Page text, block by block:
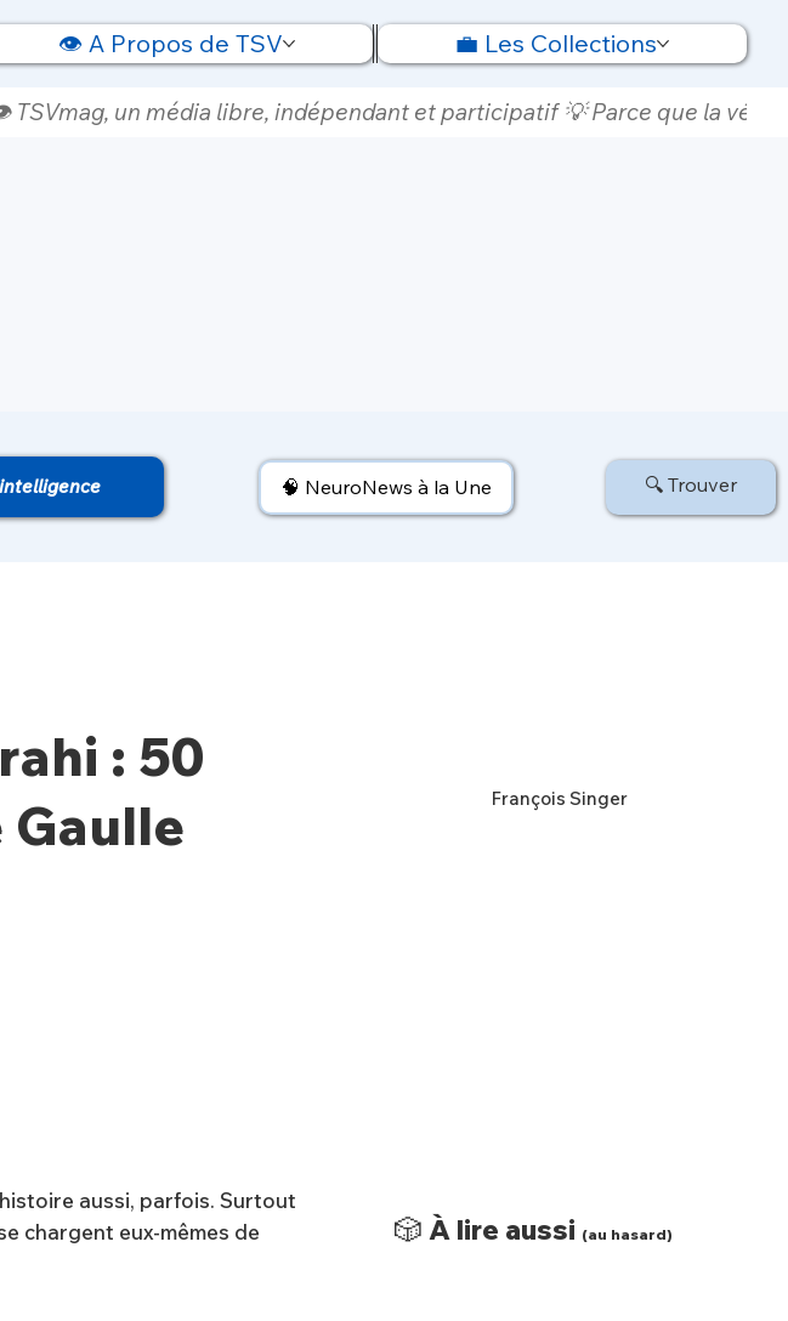
👁️ A Propos de TSV 💼 Les Collections
un média libre, indépendant et participatif 💡 Parce que la
🧠 NeuroNews à la Une 🔍 Trouver
: 50
Gaulle
François Singer
aussi, parfois. Surtout
chargent eux-mêmes de
🎲 À lire aussi (au hasard)